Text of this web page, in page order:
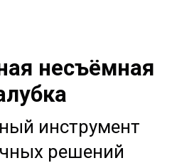
несъёмная
инструмент
решений